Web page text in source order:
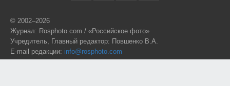
© 2002–2026
Журнал: Rosphoto.com / «Российское фото»
Учредитель, Главный редактор: Повшенко В.А.
E-mail редакции: info@rosphoto.com